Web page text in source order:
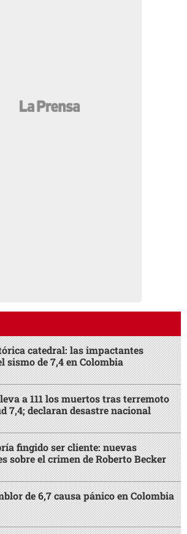
catedral: las impactantes
sismo de 7,4 en Colombia
a 111 los muertos tras terremoto
7,4; declaran desastre nacional
fingido ser cliente: nuevas
sobre el crimen de Roberto Becker
de 6,7 causa pánico en Colombia